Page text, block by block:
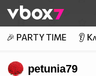
👾
🎉 PARTY TIME 👂
petunia79